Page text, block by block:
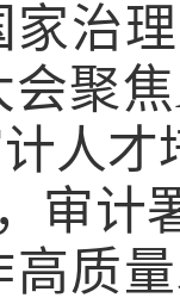
治
聚焦
人
审计
质